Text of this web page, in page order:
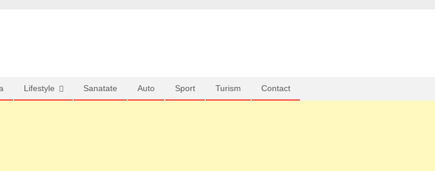
Lifestyle Sanatate Auto Sport Turism Contact